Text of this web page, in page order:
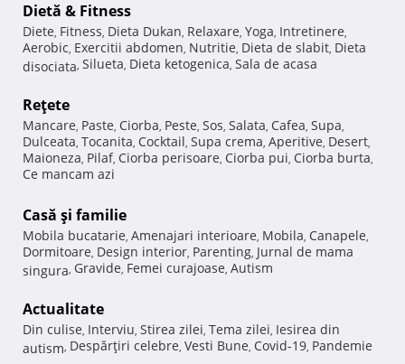
Dietă & Fitness
Diete, Fitness, Dieta Dukan, Relaxare, Yoga, Intretinere,
Aerobic, Exercitii abdomen, Nutritie, Dieta de slabit, Dieta
disociata, Silueta, Dieta ketogenica, Sala de acasa
Reţete
Mancare, Paste, Ciorba, Peste, Sos, Salata, Cafea, Supa,
Dulceata, Tocanita, Cocktail, Supa crema, Aperitive, Desert,
Maioneza, Pilaf, Ciorba perisoare, Ciorba pui, Ciorba burta,
Ce mancam azi
Casă şi familie
Mobila bucatarie, Amenajari interioare, Mobila, Canapele,
Dormitoare, Design interior, Parenting, Jurnal de mama
singura, Gravide, Femei curajoase, Autism
Actualitate
Din culise, Interviu, Stirea zilei, Tema zilei, Iesirea din
autism, Despărţiri celebre, Vesti Bune, Covid-19, Pandemie